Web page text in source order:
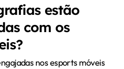
estão
com os
nos esports móveis